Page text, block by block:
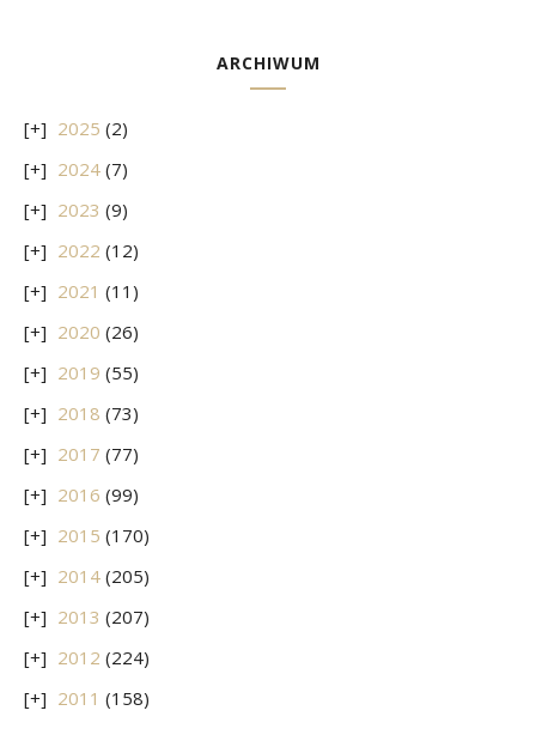
ARCHIWUM
2025 (2)
2024 (7)
2023 (9)
2022 (12)
2021 (11)
2020 (26)
2019 (55)
2018 (73)
2017 (77)
2016 (99)
2015 (170)
2014 (205)
2013 (207)
2012 (224)
2011 (158)